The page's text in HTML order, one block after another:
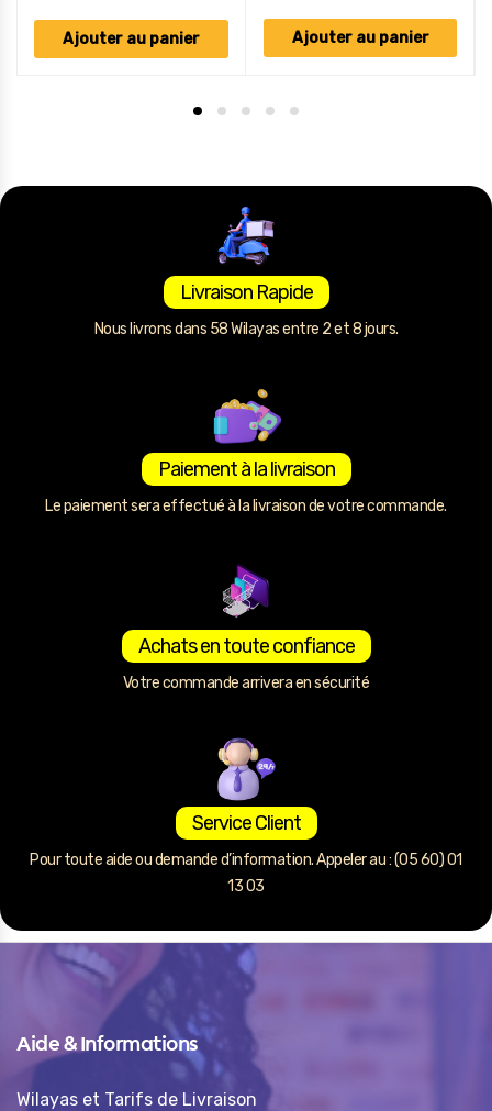
Ajouter au panier Ajouter au panier
Livraison Rapide
Nous livrons dans 58 Wilayas entre 2 et 8 jours.
Paiement à la livraison
Le paiement sera effectué à la livraison de votre commande.
Achats en toute confiance
Votre commande arrivera en sécurité
Service Client
Pour toute aide ou demande d’information. Appeler au : (05 60) 01
13 03
Aide & Informations
Wilayas et Tarifs de Livraison